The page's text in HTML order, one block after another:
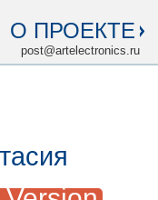
О ПРОЕКТЕ
post@artelectronics.ru